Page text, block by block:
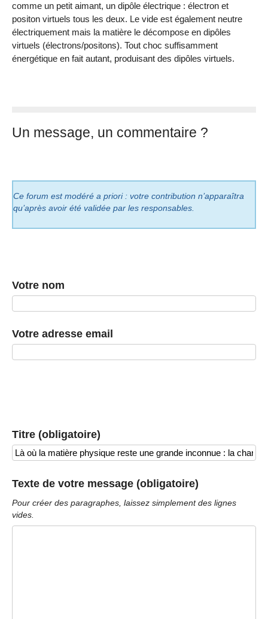
comme un petit aimant, un dipôle électrique : électron et
positon virtuels tous les deux. Le vide est également neutre
électriquement mais la matière le décompose en dipôles
virtuels (électrons/positons). Tout choc suffisamment
énergétique en fait autant, produisant des dipôles virtuels.
Un message, un commentaire ?
Ce forum est modéré a priori : votre contribution n’apparaîtra
qu’après avoir été validée par les responsables.
Votre nom
Votre adresse email
Titre (obligatoire)
Texte de votre message (obligatoire)
Pour créer des paragraphes, laissez simplement des lignes
vides.